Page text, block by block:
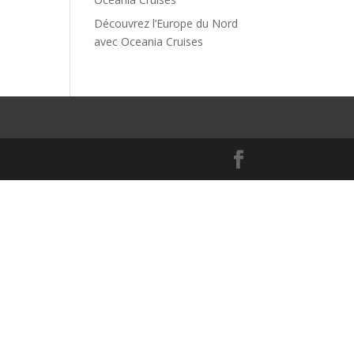
Découvrez l’Europe du Nord
avec Oceania Cruises